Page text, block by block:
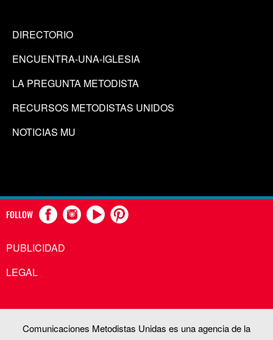
DIRECTORIO
ENCUENTRA-UNA-IGLESIA
LA PREGUNTA METODISTA
RECURSOS METODISTAS UNIDOS
NOTICIAS MU
FOLLOW
PUBLICIDAD
LEGAL
Comunicaciones Metodistas Unidas es una agencia de la